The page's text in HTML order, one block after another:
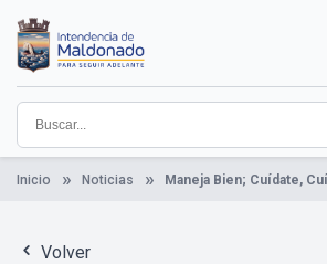
contenido
principal
Institucional
Municipios
Descubre Maldonado
Comunicación
Servicios
Guía De Trámites
Ver Noticias
Inicio Noticias Maneja Bien; Cuídate,
Volver